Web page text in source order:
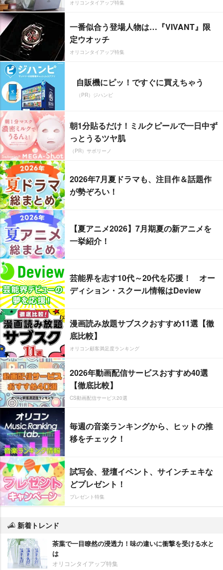
オリコンタイアップ特集
一番似合う登場人物は…『VIVANT』限
定ウオッチ
オリコンタイアップ特集
自販機にピッ！ですぐに買えちゃう
（PR）ジハンピ
朝1分貼るだけ！ミルクピールで一日中ず
っとうるツヤ肌
（PR）サボリーノ
2026年7月夏ドラマも、注目作＆話題作
が勢ぞろい！
【夏アニメ2026】7月期夏の新アニメを
一挙紹介！
芸能界を志す10代～20代を応援！ オー
ディション・スクール情報はDeview
漫画読み放題サブスクおすすめ11選【徹
底比較】
オリコン顧客満足度ランキング
2026年動画配信サービスおすすめ40選
【徹底比較】
CS動画配信サービス20選
毎週の音楽ランキングから、ヒットの推
移をチェック！
試写会、登壇イベント、サインチェキな
どプレゼント！
プレゼント特集
新着トレンド
茶葉で一目瞭然の浸透力！味の違いに衝撃を受ける水と
は
オリコンタイアップ特集